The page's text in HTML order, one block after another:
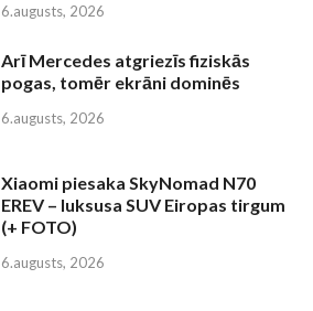
6.augusts, 2026
Arī Mercedes atgriezīs fiziskās
pogas, tomēr ekrāni dominēs
6.augusts, 2026
Xiaomi piesaka SkyNomad N70
EREV – luksusa SUV Eiropas tirgum
(+ FOTO)
6.augusts, 2026